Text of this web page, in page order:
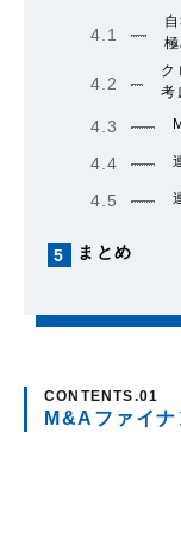
4.1
4.2
ク
考
4.3
4.4
4.5
5 まとめ
M&Aファイナ